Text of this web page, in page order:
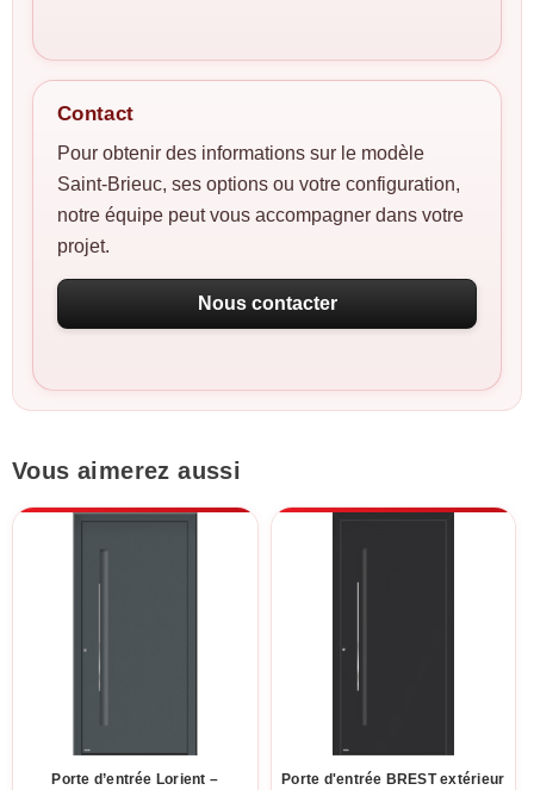
Contact
Pour obtenir des informations sur le modèle
Saint-Brieuc, ses options ou votre configuration,
notre équipe peut vous accompagner dans votre
projet.
Nous contacter
Vous aimerez aussi
Porte d’entrée Lorient –
Porte d'entrée BREST extérieur